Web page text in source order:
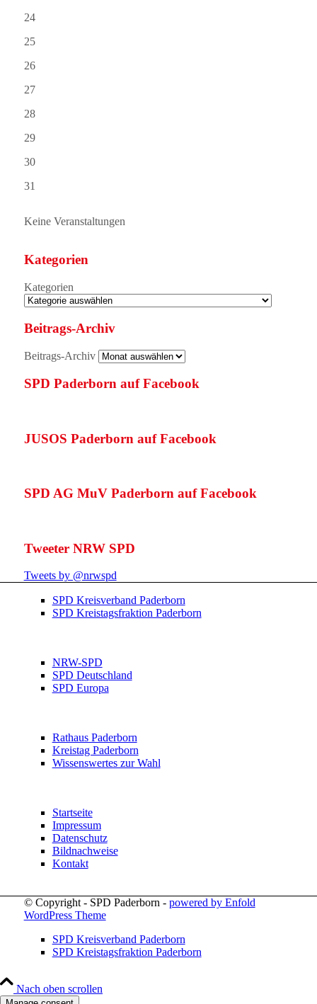
24
25
26
27
28
29
30
31
Keine Veranstaltungen
Kategorien
Kategorien
Beitrags-Archiv
Beitrags-Archiv
SPD Paderborn auf Facebook
JUSOS Paderborn auf Facebook
SPD AG MuV Paderborn auf Facebook
Tweeter NRW SPD
Tweets by @nrwspd
SPD Kreisverband Paderborn
SPD Kreistagsfraktion Paderborn
NRW-SPD
SPD Deutschland
SPD Europa
Rathaus Paderborn
Kreistag Paderborn
Wissenswertes zur Wahl
Startseite
Impressum
Datenschutz
Bildnachweise
Kontakt
© Copyright - SPD Paderborn - powered by Enfold
WordPress Theme
SPD Kreisverband Paderborn
SPD Kreistagsfraktion Paderborn
Nach oben scrollen